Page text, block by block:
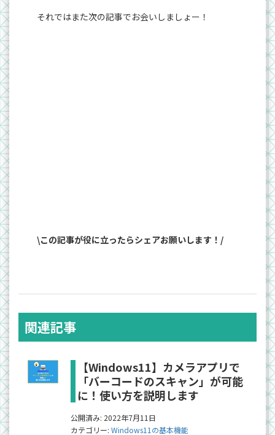
それではまた次の記事でお会いしましょー！
\この記事が役に立ったらシェアお願いします！/
関連記事
【Windows11】カメラアプリで
「バーコードのスキャン」が可能
に！使い方を説明します
公開済み: 2022年7月11日
カテゴリー: Windows11の基本機能